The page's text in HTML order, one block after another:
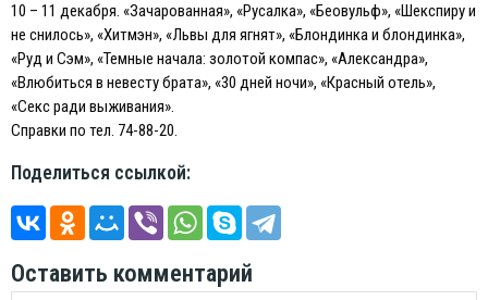
10 – 11 декабря. «Зачарованная», «Русалка», «Беовульф», «Шекспиру и
не снилось», «Хитмэн», «Львы для ягнят», «Блондинка и блондинка»,
«Руд и Сэм», «Темные начала: золотой компас», «Александра»,
«Влюбиться в невесту брата», «30 дней ночи», «Красный отель»,
«Секс ради выживания».
Справки по тел. 74-88-20.
Поделиться ссылкой:
Оставить комментарий